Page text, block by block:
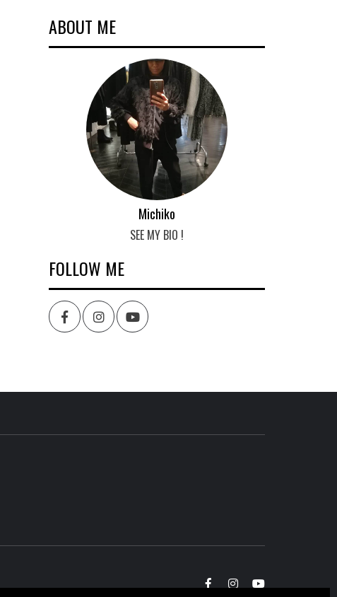
ABOUT ME
Michiko
SEE MY BIO !
FOLLOW ME
FacebookInstagramyoutube
FacebookInstagram
youtube